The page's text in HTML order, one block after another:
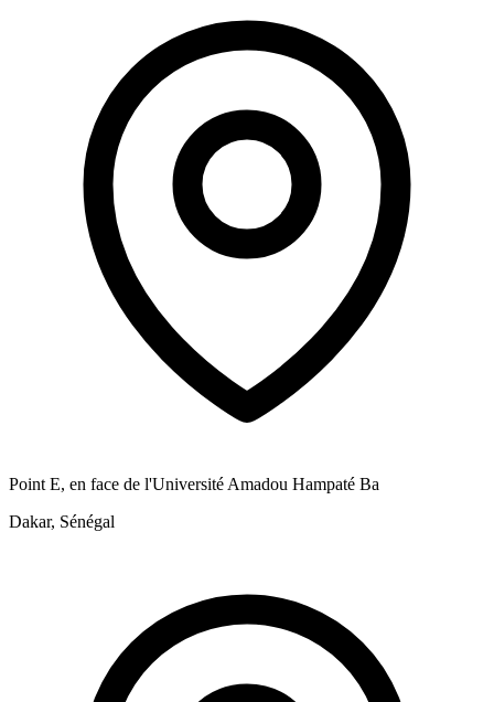
Point E, en face de l'Université Amadou Hampaté Ba
Dakar, Sénégal